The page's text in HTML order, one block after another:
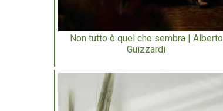
Non tutto è quel che sembra | Alberto
Guizzardi